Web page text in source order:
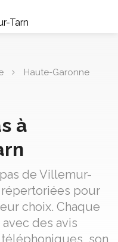
Tarn
Haute-Garonne
à
de Villemur-
pour
choix. Chaque
des avis
son